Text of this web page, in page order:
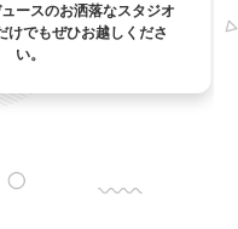
ースのお洒落なスタジオ
けでもぜひお越しくださ
い。